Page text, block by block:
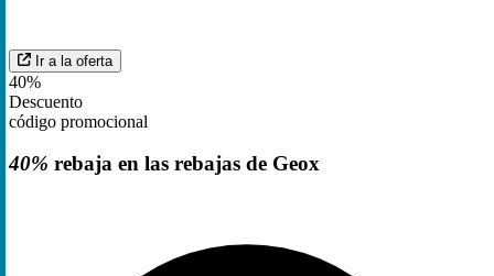
Ir a la oferta
40%
Descuento
código promocional
40% rebaja en las rebajas de Geox